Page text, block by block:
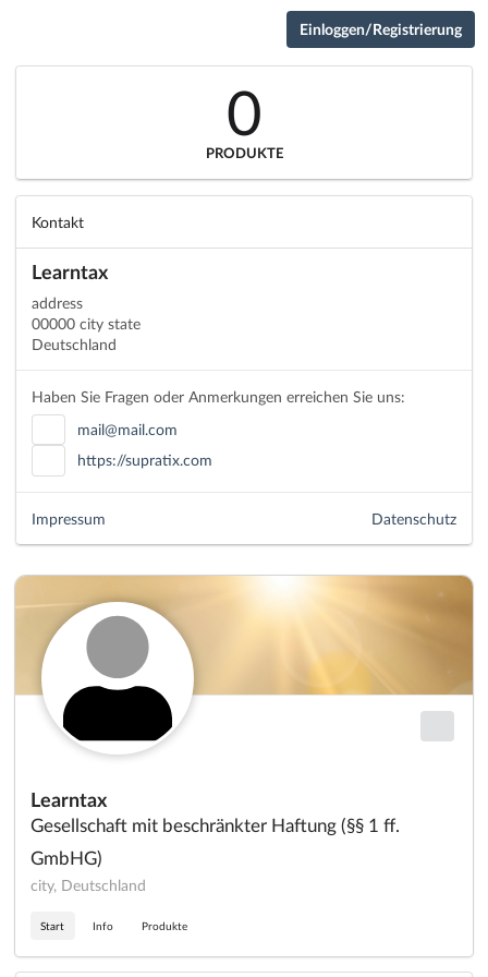
Einloggen/Registrierung
Learntax
Gesellschaft mit beschränkter Haftung (§§ 1 ff.
GmbHG)
city, Deutschland
Start Info Produkte
0
PRODUKTE
Kontakt
Learntax
address
00000 city state
Deutschland
Haben Sie Fragen oder Anmerkungen erreichen Sie uns:
mail@mail.com
https://supratix.com
Datenschutz
Impressum